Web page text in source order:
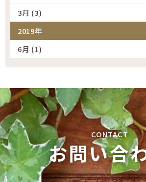
3月 (3)
2019年
6月 (1)
お問い合